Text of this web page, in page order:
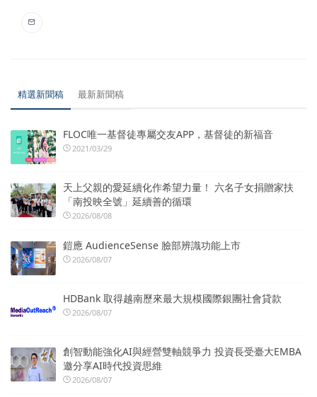
精選新聞稿 最新新聞稿
FLOC唯一基督徒專屬交友APP，基督徒的新福音
2021/03/29
天上父親的愛延續化作希望力量！ 六名子女捐贈家扶
「南投映全號」延續善的循環
2026/08/08
鎧應 AudienceSense 臉部辨識功能上市
2026/08/07
HDBank 取得越南歷來最大規模國際銀團社會貸款
2026/08/07
創智動能強化AI與經營雙軸競爭力 投資長受臺大EMBA
邀分享AI時代投資思維
2026/08/07